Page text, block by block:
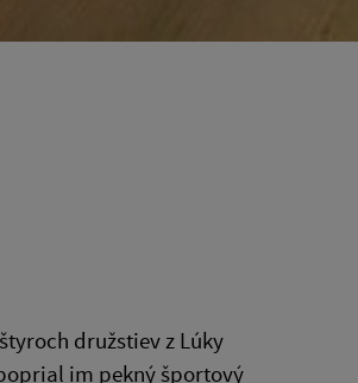
družstiev z Lúky
im pekný športový